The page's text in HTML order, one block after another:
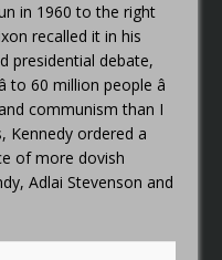
in 1960 to the right
recalled it in his
presidential debate,
to 60 million people â
communism than I
Kennedy ordered a
of more dovish
Adlai Stevenson and